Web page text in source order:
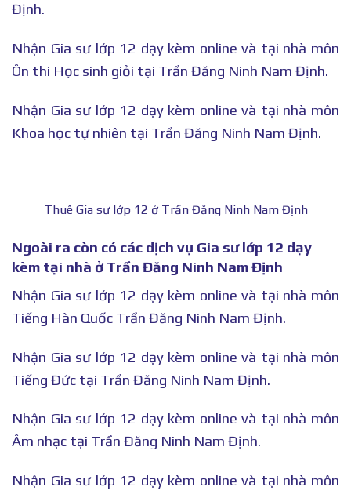
Định.
Nhận Gia sư lớp 12 dạy kèm online và tại nhà môn
Ôn thi Học sinh giỏi tại Trần Đăng Ninh Nam Định.
Nhận Gia sư lớp 12 dạy kèm online và tại nhà môn
Khoa học tự nhiên tại Trần Đăng Ninh Nam Định.
Thuê Gia sư lớp 12 ở Trần Đăng Ninh Nam Định
Ngoài ra còn có các dịch vụ Gia sư lớp 12 dạy
kèm tại nhà ở Trần Đăng Ninh Nam Định
Nhận Gia sư lớp 12 dạy kèm online và tại nhà môn
Tiếng Hàn Quốc Trần Đăng Ninh Nam Định.
Nhận Gia sư lớp 12 dạy kèm online và tại nhà môn
Tiếng Đức tại Trần Đăng Ninh Nam Định.
Nhận Gia sư lớp 12 dạy kèm online và tại nhà môn
Âm nhạc tại Trần Đăng Ninh Nam Định.
Nhận Gia sư lớp 12 dạy kèm online và tại nhà môn